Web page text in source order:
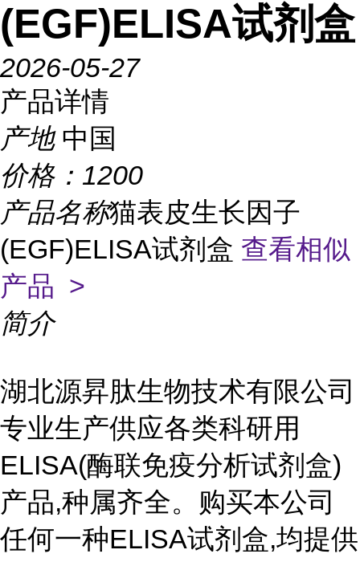
(EGF)ELISA试剂盒
2026-05-27
产品详情
产地 中国
价格： 1200
产品名称猫表皮生长因子
(EGF)ELISA试剂盒 查看相似
产品 >
简介
湖北源昇肽生物技术有限公司
专业生产供应各类科研用
ELISA(酶联免疫分析试剂盒)
产品,种属齐全。购买本公司
任何一种ELISA试剂盒,均提供